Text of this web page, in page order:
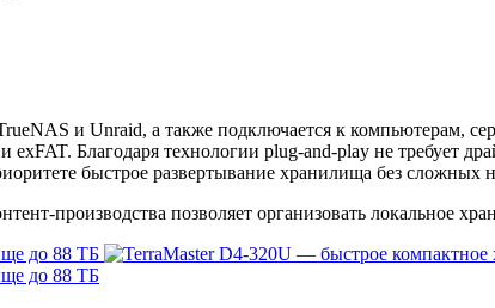
и Unraid, а также подключается к компьютерам,
Благодаря технологии plug-and-play не требует
быстрое развертывание хранилища без сложных
производства позволяет организовать локальное